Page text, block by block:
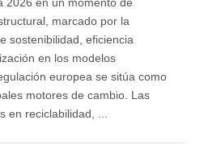
2026 en un momento de
marcado por la
sostenibilidad, eficiencia
en los modelos
europea se sitúa como
motores de cambio. Las
en reciclabilidad, ...